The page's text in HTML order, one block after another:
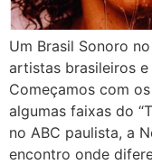
Um Brasil Sonoro
artistas brasileiros
Começamos com
algumas faixas do
no ABC paulista, a
encontro onde